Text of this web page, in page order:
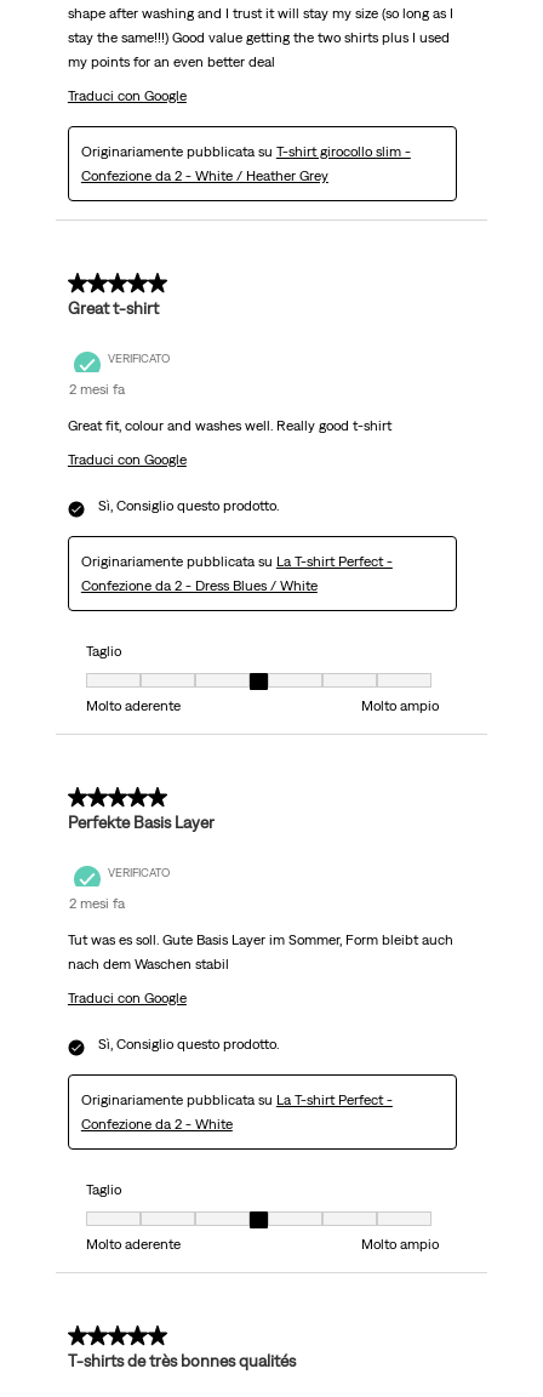
shape after washing and I trust it will stay my size (so long as I
stay the same!!!) Good value getting the two shirts plus I used
my points for an even better deal
Traduci con Google
Originariamente pubblicata su T-shirt girocollo slim -
Confezione da 2 - White / Heather Grey
5 su 5 stelle.
Great t-shirt
VERIFICATO
2 mesi fa
Great fit, colour and washes well. Really good t-shirt
Traduci con Google
Sì, Consiglio questo prodotto.
Originariamente pubblicata su La T-shirt Perfect -
Confezione da 2 - Dress Blues / White
Taglio
Taglio, 4 su 7, dove 1 è uguale a Molto aderente e 7 è uguale a Molto
Molto aderente
Molto ampio
5 su 5 stelle.
Perfekte Basis Layer
VERIFICATO
2 mesi fa
Tut was es soll. Gute Basis Layer im Sommer, Form bleibt auch
nach dem Waschen stabil
Traduci con Google
Sì, Consiglio questo prodotto.
Originariamente pubblicata su La T-shirt Perfect -
Confezione da 2 - White
Taglio
Taglio, 4 su 7, dove 1 è uguale a Molto aderente e 7 è uguale a Molto
Molto aderente
Molto ampio
5 su 5 stelle.
T-shirts de très bonnes qualités